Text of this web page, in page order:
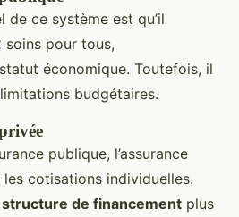
de ce système est qu’il
soins pour tous,
économique. Toutefois, il
budgétaires.
publique, l’assurance
cotisations individuelles.
structure de financement plus